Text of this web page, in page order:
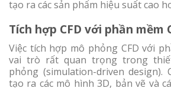
tạo ra các sản phẩm hiệu suất cao
Tích hợp CFD với phần mềm
Việc tích hợp mô phỏng CFD với
vai trò rất quan trọng trong
phỏng (simulation-driven design).
tạo ra các mô hình 3D, bản vẽ và